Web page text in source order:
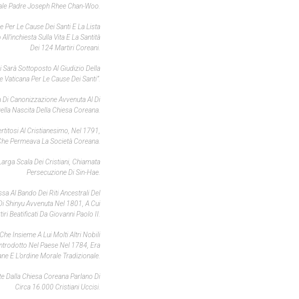
Padre Joseph Rhee Chan-Woo.
Le Cause Dei Santi E La Lista
Sulla Vita E La Santità
Dei 124 Martiri Coreani.
Sarà Sottoposto Al Giudizio Della
Vaticana Per Le Cause Dei Santi”.
Canonizzazione Avvenuta Al Di
Nascita Della Chiesa Coreana.
Al Cristianesimo, Nel 1791,
Permeava La Società Coreana.
Scala Dei Cristiani, Chiamata
Persecuzione Di Sin-Hae.
Al Bando Dei Riti Ancestrali Del
Shinyu Avvenuta Nel 1801, A Cui
Beatificati Da Giovanni Paolo II.
Insieme A Lui Molti Altri Nobili
Nel Paese Nel 1784, Era
E L’ordine Morale Tradizionale.
Dalla Chiesa Coreana Parlano Di
Circa 16.000 Cristiani Uccisi.